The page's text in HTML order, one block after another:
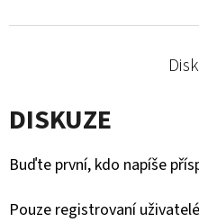
DISKUZE
Buďte první, kdo napíše
Pouze registrovaní